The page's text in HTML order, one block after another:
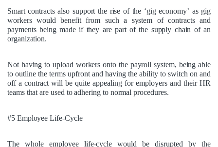
Smart contracts also support the rise of the ‘gig economy’ as gig
workers wouldbenefit from such a system of contracts and
paymentsbeing made if they are part of the supply chain of an
organization.
Not having to upload workers onto the payroll system, being able
to outline the terms upfront and having the ability to switch on and
off a contract will be quite appealing for employers and their HR
teams that are used to adhering to normal procedures.
#5 Employee Life-Cycle
The whole employee life-cycle would be disrupted by the